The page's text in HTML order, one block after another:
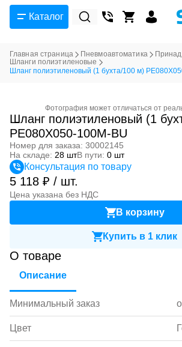
Каталог
Главная страница Пневмоавтоматика
Шланги полиэтиленовые
Шланг полиэтиленовый (1 бухта/100 м)
Фотография может отличаться от
Шланг полиэтиленовый (1
PE080X050-100M-BU
Номер для заказа: 30002145
На складе: 28 штВ пути: 0 шт
Консультация по товару
5 118 ₽ / шт.
Цена указана без НДС
В корзину
Купить в 1 клик
О товаре
Описание
Минимальный заказ
Цвет